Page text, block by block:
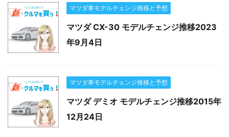
マツダ車モデルチェンジ推移と予想
マツダ CX-30 モデルチェンジ推移2023
年9月4日
マツダ車モデルチェンジ推移と予想
マツダ デミオ モデルチェンジ推移2015年
12月24日